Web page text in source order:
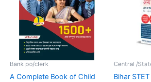
Bank po/clerk
A Complete Book of Child
Central /
Bihar